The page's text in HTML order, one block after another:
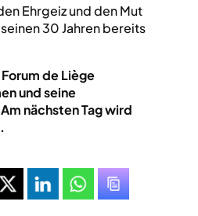
Ehrgeiz und den Mut
30 Jahren bereits
de Liège
und seine
nächsten Tag wird